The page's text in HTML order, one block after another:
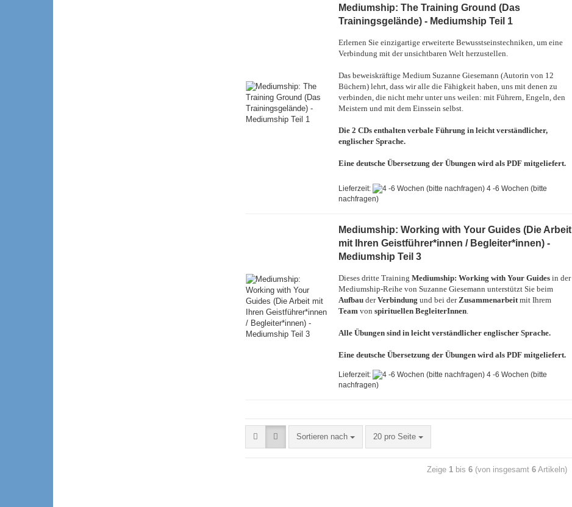
Mediumship: The Training Ground (Das
Trainingsgelände) - Mediumship Teil 1
Erlernen Sie einzigartige erweiterte Bewusstseinstechniken, um eine
Verbindung mit der unsichtbaren Welt herzustellen.
Das beweiskräftige Medium Suzanne Giesemann (Autorin von 12
Büchern) lehrt, dass wir alle die Fähigkeit haben, uns mit denen zu
verbinden, die nicht mehr unter uns weilen: mit Führern, Engeln, den
Meistern und mit dem Einssein selbst.
Die 2 CDs enthalten verbale Führung in leicht verständlicher,
englischer Sprache.
Eine deutsche Übersetzung der Übungen wird als PDF mitgeliefert.
Lieferzeit:
4 -6 Wochen (bitte
nachfragen)
Mediumship: Working with Your Guides (Die Arbeit
mit Ihren Geistführer*innen / Begleiter*innen) -
Mediumship Teil 3
Dieses dritte Training Mediumship: Working with Your Guides in der
Mediumship-Reihe von Suzanne Giesemann unterstützt Sie beim
Aufbau derVerbindung und bei derZusammenarbeitmit Ihrem
Team von spirituellen BegleiterInnen.
Alle Übungen sind in leicht verständlicher englischer Sprache.
Eine deutsche Übersetzung der Übungen wird als PDF mitgeliefert.
Lieferzeit:
4 -6 Wochen (bitte
nachfragen)
Sortieren nach 20 pro Seite
Zeige 1bis 6(von insgesamt 6Artikeln)